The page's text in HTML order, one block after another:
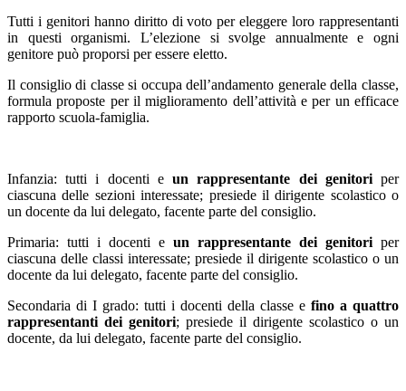
Tutti i genitori hanno diritto di voto per eleggere loro rappresentanti
in questi organismi. L’elezione si svolge annualmente e ogni
genitore può proporsi per essere eletto.
Il consiglio di classe si occupa dell’andamento generale della classe,
formula proposte per il miglioramento dell’attività e per un efficace
rapporto scuola-famiglia.
Infanzia: tutti i docenti eun rappresentante dei genitoriper
ciascuna delle sezioni interessate; presiede il dirigente scolastico o
un docente da lui delegato, facente parte del consiglio.
Primaria: tutti i docenti e un rappresentante dei genitori per
ciascuna delle classi interessate; presiede il dirigente scolastico o un
docente da lui delegato, facente parte del consiglio.
Secondaria di I grado: tutti i docenti della classe e fino a quattro
rappresentanti dei genitori; presiede il dirigente scolastico o un
docente, da lui delegato, facente parte del consiglio.